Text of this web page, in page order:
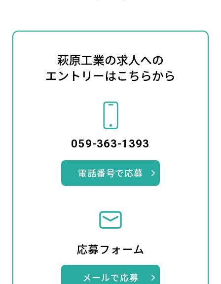
萩原工業の求人への
エントリーはこちらから
059-363-1393
電話番号で応募
応募フォーム
メールで応募